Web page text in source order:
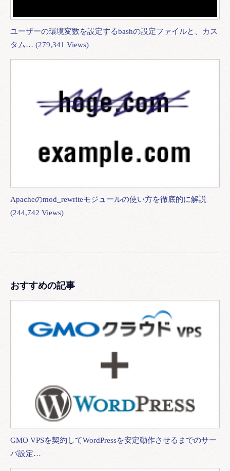
ユーザーの環境変数を設定するbashの設定ファイルと、カス
タム… (279,341 Views)
Apacheのmod_rewriteモジュールの使い方を徹底的に解説
(244,742 Views)
おすすめの記事
GMO VPSを契約してWordPressを安定動作させるまでのサー
バ設定…